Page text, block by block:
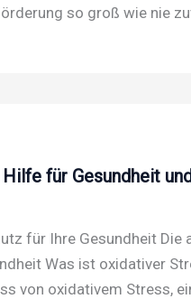
so groß wie nie
für Gesundheit
für Ihre Gesundheit Die
Was ist oxidativer
von oxidativem Stress,